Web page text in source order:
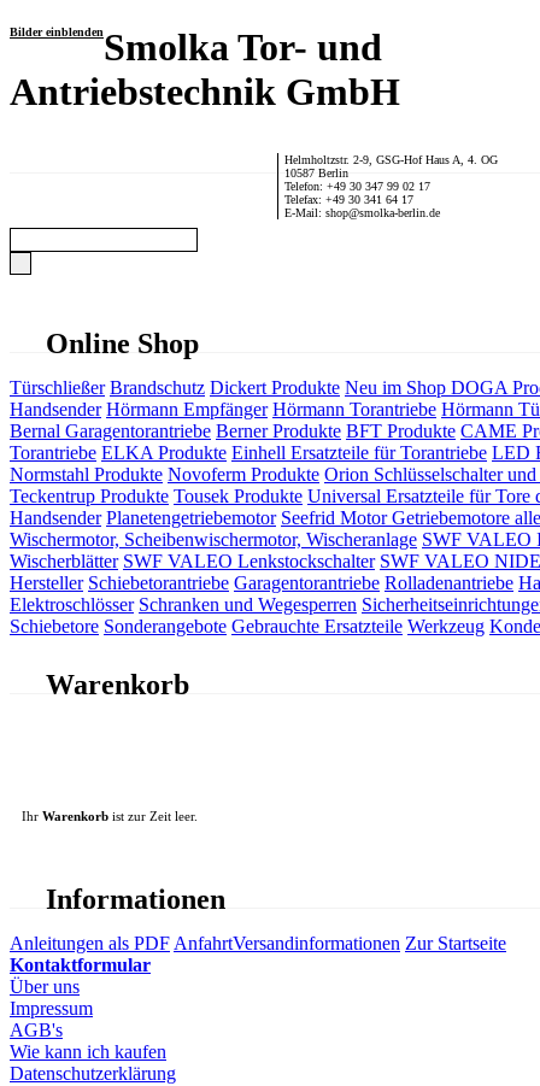
Bilder einblendenSmolka Tor- und
Antriebstechnik GmbH
Helmholtzstr. 2-9, GSG-Hof Haus A, 4. OG
10587 Berlin
Telefon: +49 30 347 99 02 17
Telefax: +49 30 341 64 17
E-Mail: shop@smolka-berlin.de
Online Shop
Türschließer Brandschutz Dickert Produkte Neu im Shop DOGA
Handsender Hörmann Empfänger Hörmann Torantriebe Hörmann
Bernal Garagentorantriebe Berner Produkte BFT Produkte CAME
Torantriebe ELKA Produkte Einhell Ersatzteile für Torantriebe LED
Normstahl Produkte Novoferm Produkte Orion Schlüsselschalter und
Teckentrup Produkte Tousek Produkte Universal Ersatzteile für Tore
Handsender Planetengetriebemotor Seefrid Motor Getriebemotore
Wischermotor, Scheibenwischermotor, Wischeranlage SWF VALEO
Wischerblätter SWF VALEO Lenkstockschalter SWF VALEO
Hersteller Schiebetorantriebe Garagentorantriebe Rolladenantriebe
Elektroschlösser Schranken und Wegesperren
Schiebetore Sonderangebote Gebrauchte Ersatzteile Werkzeug
Warenkorb
Ihr Warenkorb ist zur Zeit leer.
Informationen
Anleitungen als PDF AnfahrtVersandinformationen Zur Startseite
Kontaktformular
Über uns
Impressum
AGB's
Wie kann ich kaufen
Datenschutzerklärung